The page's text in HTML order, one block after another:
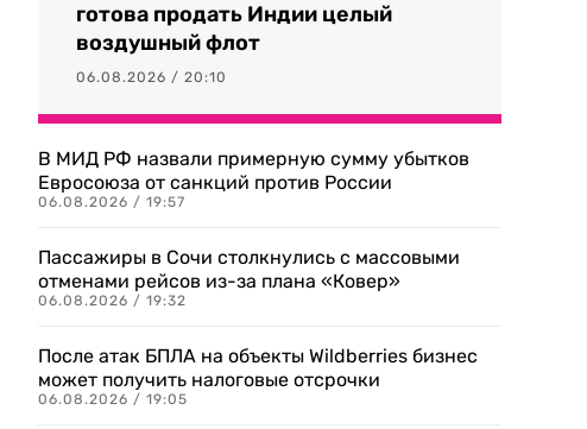
готова продать Индии целый
воздушный флот
06.08.2026 / 20:10
В МИД РФ назвали примерную сумму убытков
Евросоюза от санкций против России
06.08.2026 / 19:57
Пассажиры в Сочи столкнулись с массовыми
отменами рейсов из-за плана «Ковер»
06.08.2026 / 19:32
После атак БПЛА на объекты Wildberries бизнес
может получить налоговые отсрочки
06.08.2026 / 19:05